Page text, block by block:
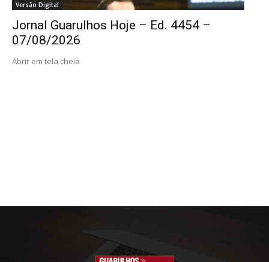
Versão Digital
Jornal Guarulhos Hoje – Ed. 4454 –
07/08/2026
Abrir em tela cheia